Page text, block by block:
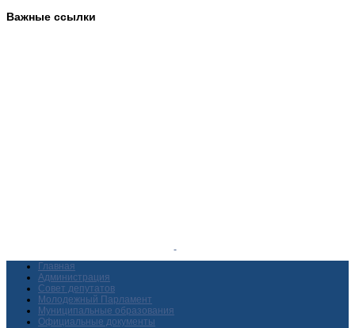
Важные ссылки
Главная
Администрация
Совет депутатов
Молодежный Парламент
Муниципальные образования
Официальные документы